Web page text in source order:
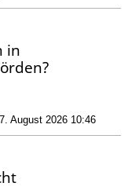
in
August 2026 10:46